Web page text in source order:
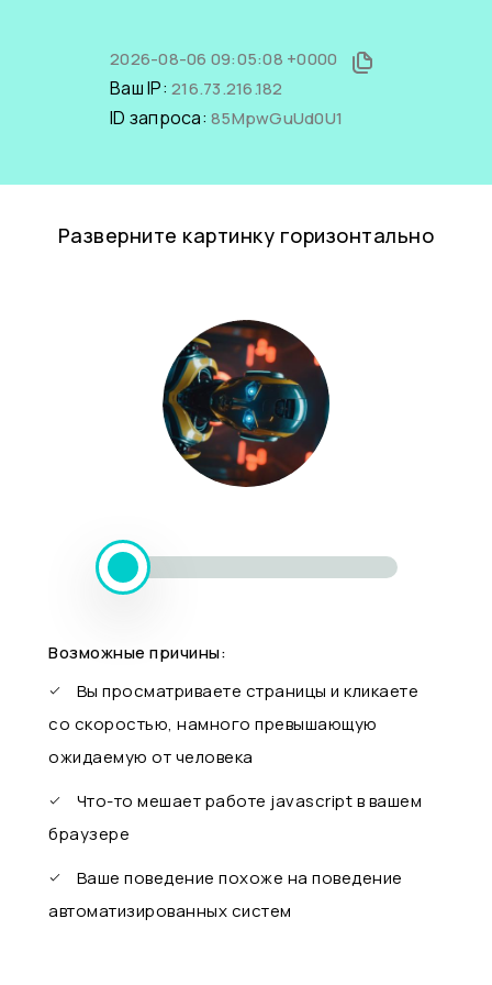
2026-08-06 09:05:08 +0000
Ваш IP: 216.73.216.182
ID запроса: 85MpwGuUd0U1
Разверните картинку горизонтально
Возможные причины:
Вы просматриваете страницы и кликаете
со скоростью, намного превышающую
ожидаемую от человека
Что-то мешает работе javascript в вашем
браузере
Ваше поведение похоже на поведение
автоматизированных систем